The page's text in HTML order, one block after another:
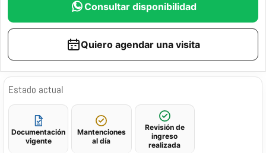
Consultar disponibilidad
Quiero agendar una visita
Estado actual
Documentación
vigente
Mantenciones
al día
Revisión de
ingreso
realizada